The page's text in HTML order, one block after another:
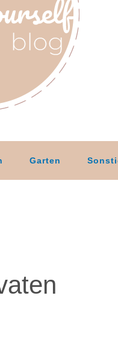
Garten